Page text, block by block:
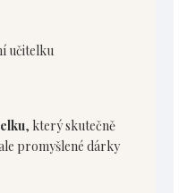
učitelku
, který skutečně
promyšlené dárky